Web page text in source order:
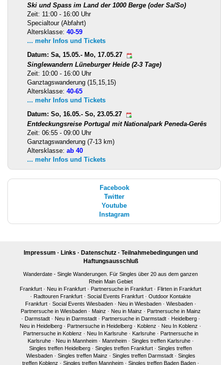
Ski und Spass im Land der 1000 Berge (oder Sa/So)
Zeit: 11:00 - 16:00 Uhr
Specialtour (Abfahrt)
Altersklasse: 40-59
... mehr Infos und Tickets
Datum: Sa, 15.05.- Mo, 17.05.27
Singlewandern Lüneburger Heide (2-3 Tage)
Zeit: 10:00 - 16:00 Uhr
Ganztagswanderung (15,15,15)
Altersklasse: 40-65
... mehr Infos und Tickets
Datum: So, 16.05.- So, 23.05.27
Entdeckungsreise Portugal mit Nationalpark Peneda-Gerês
Zeit: 06:55 - 09:00 Uhr
Ganztagswanderung (7-13 km)
Altersklasse: ab 40
... mehr Infos und Tickets
Facebook
Twitter
Youtube
Instagram
Impressum · Links · Datenschutz· Teilnahmebedingungen und
Haftungsausschluß
Wanderdate - Single Wanderungen. Für Singles über 20 aus dem ganzen
Rhein Main Gebiet
Frankfurt · Neu in Frankfurt · Partnersuche in Frankfurt · Flirten in Frankfurt
· Radtouren Frankfurt · Social Events Frankfurt · Outdoor Kontakte
Frankfurt· Social Events Wiesbaden· Neu in Wiesbaden· Wiesbaden·
Partnersuche in Wiesbaden· Mainz · Neu in Mainz · Partnersuche in Mainz
· Darmstadt· Neu in Darmstadt· Partnersuche in Darmstadt· Heidelberg·
Neu in Heidelberg · Partnersuche in Heidelberg · Koblenz · Neu In Koblenz ·
Partnersuche in Koblenz · Neu In Karlsruhe· Karlsruhe· Partnersuche in
Karlsruhe· Neu in Mannheim· Mannheim· Singles treffen Karlsruhe·
Singles treffen Heidelberg · Singles treffen Frankfurt · Singles treffen
Wiesbaden· Singles treffen Mainz · Singles treffen Darmstadt· Singles
treffen Koblenz · Singles treffen Mannheim· Singles treffen Baden Baden·